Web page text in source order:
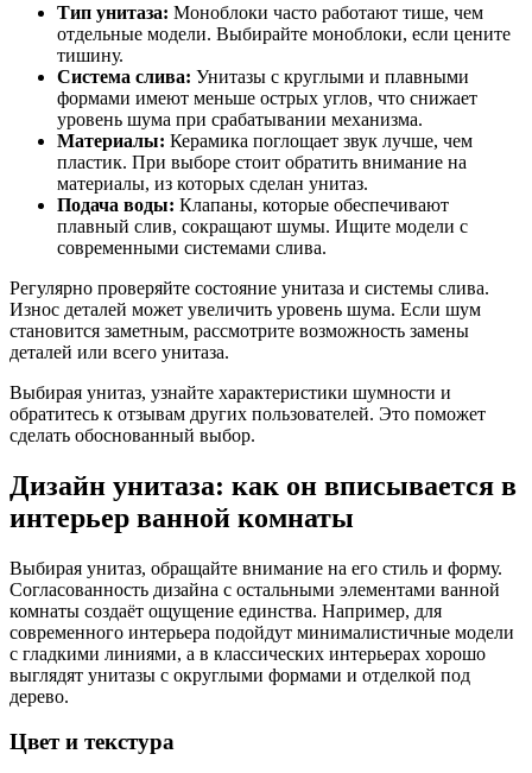
Тип унитаза: Моноблоки часто работают тише, чем
отдельные модели. Выбирайте моноблоки, если цените
тишину.
Система слива: Унитазы с круглыми и плавными
формами имеют меньше острых углов, что снижает
уровень шума при срабатывании механизма.
Материалы: Керамика поглощает звук лучше, чем
пластик. При выборе стоит обратить внимание на
материалы, из которых сделан унитаз.
Подача воды: Клапаны, которые обеспечивают
плавный слив, сокращают шумы. Ищите модели с
современными системами слива.
Регулярно проверяйте состояние унитаза и системы слива.
Износ деталей может увеличить уровень шума. Если шум
становится заметным, рассмотрите возможность замены
деталей или всего унитаза.
Выбирая унитаз, узнайте характеристики шумности и
обратитесь к отзывам других пользователей. Это поможет
сделать обоснованный выбор.
Дизайн унитаза: как он вписывается в
интерьер ванной комнаты
Выбирая унитаз, обращайте внимание на его стиль и форму.
Согласованность дизайна с остальными элементами ванной
комнаты создаёт ощущение единства. Например, для
современного интерьера подойдут минималистичные модели
с гладкими линиями, а в классических интерьерах хорошо
выглядят унитазы с округлыми формами и отделкой под
дерево.
Цвет и текстура